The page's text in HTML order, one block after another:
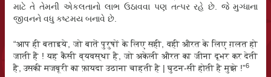
માટે તે તેમની એકલતાનો લાભ ઉઠાવવા પણ તત્પર રહે છે. જે મુગ્ધાના
જીવનને વધુ કષ્ટમય બનાવે છે.
“आप ही बताइये, जो बातें पुरुषों के लिए सही, वही औरत के लिए ग़लत हो
जाती हैं ! यह कैसी व्यवस्था है, जो अकेली औरत का जीना दूभर कर देती
है, उसकी मजबूरी का फ़ायदा उठाना चाहती है | घुटन-सी होती है मुझे !”6